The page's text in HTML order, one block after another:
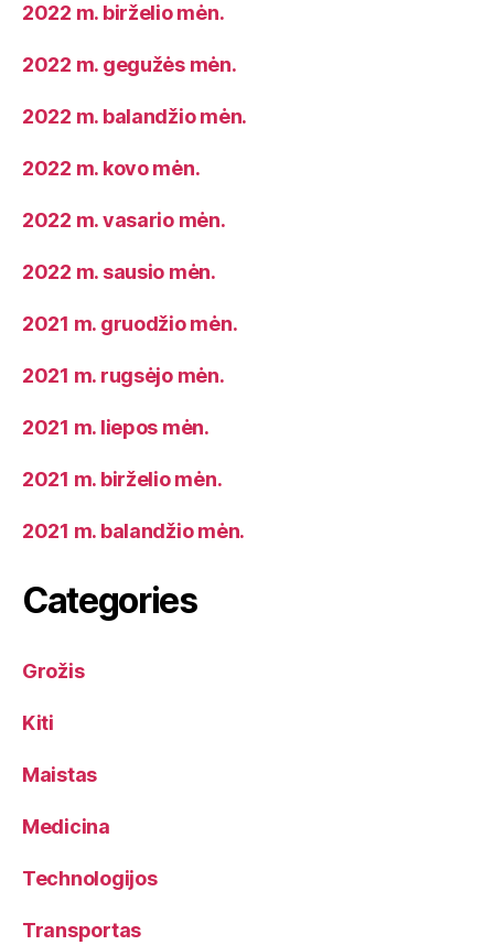
2022 m. birželio mėn.
2022 m. gegužės mėn.
2022 m. balandžio mėn.
2022 m. kovo mėn.
2022 m. vasario mėn.
2022 m. sausio mėn.
2021 m. gruodžio mėn.
2021 m. rugsėjo mėn.
2021 m. liepos mėn.
2021 m. birželio mėn.
2021 m. balandžio mėn.
Categories
Grožis
Kiti
Maistas
Medicina
Technologijos
Transportas